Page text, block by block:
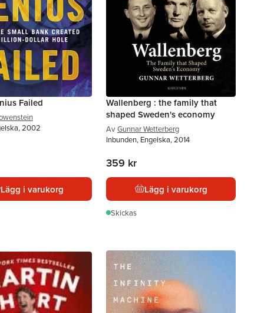
Failed
2002
Lägg i varukorg
Wallenberg : the family that
shaped Sweden's economy
Av Gunnar Wetterberg
Inbunden, Engelska, 2014
359 kr
Lägg i varukorg
Skickas